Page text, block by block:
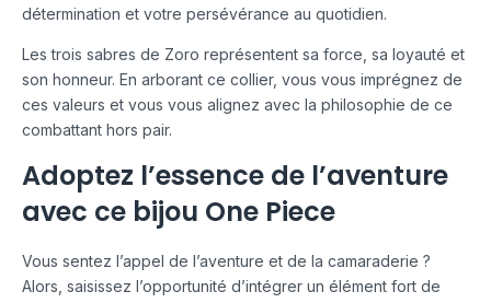
détermination et votre persévérance au quotidien.
Les trois sabres de Zoro représentent sa force, sa loyauté et
son honneur. En arborant ce collier, vous vous imprégnez de
ces valeurs et vous vous alignez avec la philosophie de ce
combattant hors pair.
Adoptez l’essence de l’aventure
avec ce bijou One Piece
Vous sentez l’appel de l’aventure et de la camaraderie ?
Alors, saisissez l’opportunité d’intégrer un élément fort de